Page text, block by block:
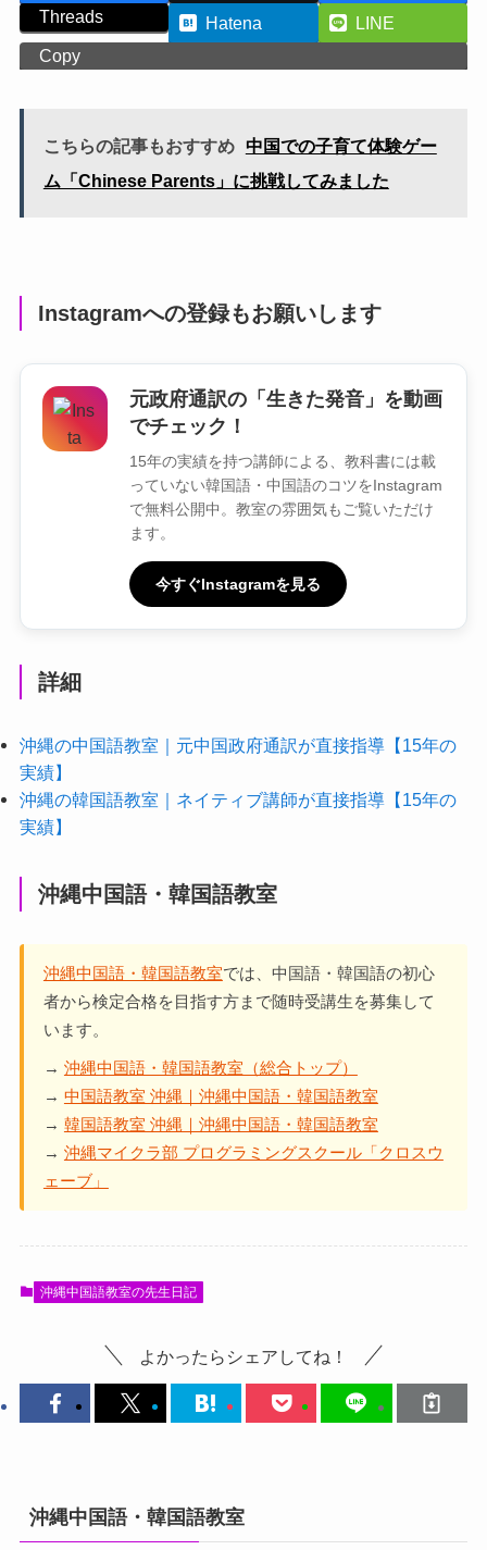
Threads
Hatena
LINE
Copy
こちらの記事もおすすめ 中国での子育て体験ゲー
ム「Chinese Parents」に挑戦してみました
Instagramへの登録もお願いします
元政府通訳の「生きた発音」を動画
でチェック！
15年の実績を持つ講師による、教科書には載
っていない韓国語・中国語のコツをInstagram
で無料公開中。教室の雰囲気もご覧いただけ
ます。
今すぐInstagramを見る
詳細
沖縄の中国語教室｜元中国政府通訳が直接指導【15年の
実績】
沖縄の韓国語教室｜ネイティブ講師が直接指導【15年の
実績】
沖縄中国語・韓国語教室
沖縄中国語・韓国語教室では、中国語・韓国語の初心
者から検定合格を目指す方まで随時受講生を募集して
います。
→ 沖縄中国語・韓国語教室（総合トップ）
→ 中国語教室 沖縄｜沖縄中国語・韓国語教室
→ 韓国語教室 沖縄｜沖縄中国語・韓国語教室
→ 沖縄マイクラ部 プログラミングスクール「クロスウ
ェーブ」
沖縄中国語教室の先生日記
よかったらシェアしてね！
沖縄中国語・韓国語教室